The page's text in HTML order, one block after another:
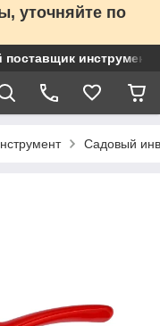
уточняйте по
Садовый